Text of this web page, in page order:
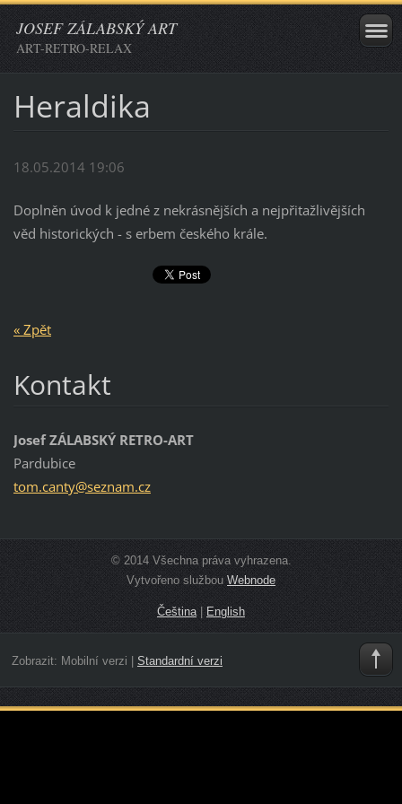
JOSEF ZÁLABSKÝ ART
ART-RETRO-RELAX
Heraldika
18.05.2014 19:06
Doplněn úvod k jedné z nekrásnějších a nejpřitažlivějších
věd historických - s erbem českého krále.
« Zpět
Kontakt
Josef ZÁLABSKÝ RETRO-ART
Pardubice
tom.canty@seznam.cz
© 2014 Všechna práva vyhrazena.
Vytvořeno službou Webnode
Čeština | English
Zobrazit: Mobilní verzi Standardní verzi